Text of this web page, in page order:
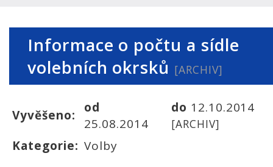
Informace o počtu a sídle
volebních okrsků [ARCHIV]
Vyvěšeno:
od
25.08.2014
do 12.10.2014
[ARCHIV]
Kategorie: Volby